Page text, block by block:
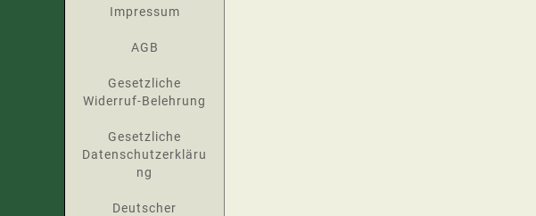
Impressum
AGB
Gesetzliche
Widerruf-Belehrung
Gesetzliche
Datenschutzerkläru
ng
Deutscher